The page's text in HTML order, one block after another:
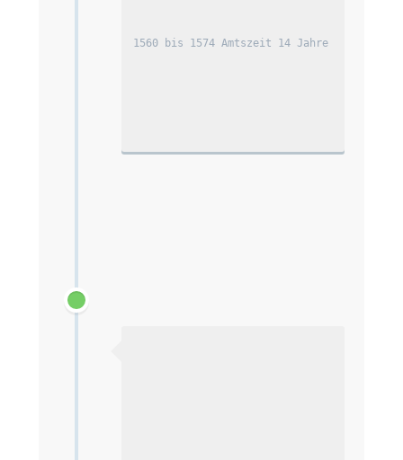
1560 bis 1574 Amtszeit 14 Jahre